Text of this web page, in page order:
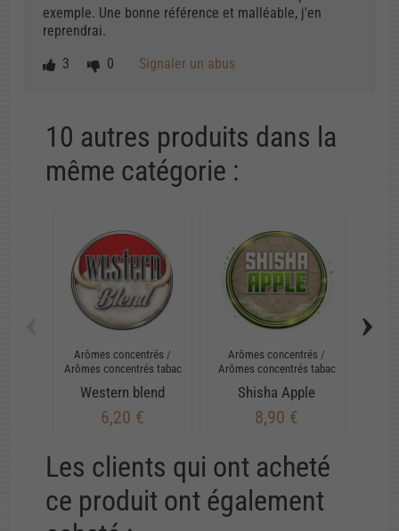
exemple. Une bonne référence et malléable, j'en
reprendrai.
3
0 Signaler un abus
10 autres produits dans la
même catégorie :
Arômes concentrés /
Arômes concentrés tabac
Western blend
6,20 €
Arômes concentrés /
Arômes concentrés tabac
Shisha Apple
8,90 €
›
Les clients qui ont acheté
ce produit ont également